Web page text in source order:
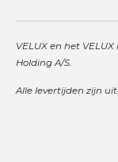
VELUX en het
Holding A/S.
Alle levertijden zijn